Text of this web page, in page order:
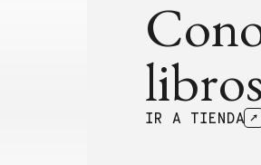
libros
IR A TIENDA